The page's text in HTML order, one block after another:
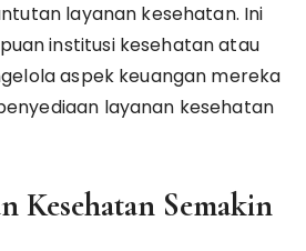
layanan kesehatan. Ini
institusi kesehatan atau
aspek keuangan mereka
layanan kesehatan
Kesehatan Semakin